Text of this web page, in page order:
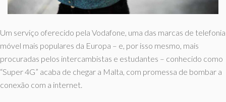
Um serviço oferecido pela Vodafone, uma das marcas de telefonia
móvel mais populares da Europa – e, por isso mesmo, mais
procuradas pelos intercambistas e estudantes – conhecido como
“Super 4G” acaba de chegar a Malta, com promessa de bombar a
conexão com a internet.